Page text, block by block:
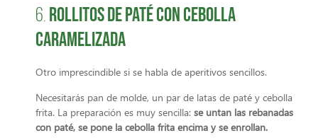
6. Rollitos de paté con cebolla
caramelizada
Otro imprescindible si se habla de aperitivos sencillos.
Necesitarás pan de molde, un par de latas de paté y cebolla
frita. La preparación es muy sencilla: se untan las rebanadas
con paté, se pone la cebolla frita encima y se enrollan.